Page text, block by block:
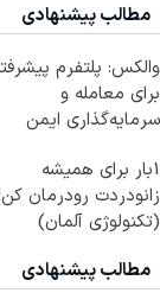
مطالب پیشنهادی
والکس: پلتفرم
برای معامله و
سرمایه‌گذاری ایمن
1بار برای همیشه
زانودردت رودرمان
(تکنولوژی آلمان)
مطالب پیشنهادی